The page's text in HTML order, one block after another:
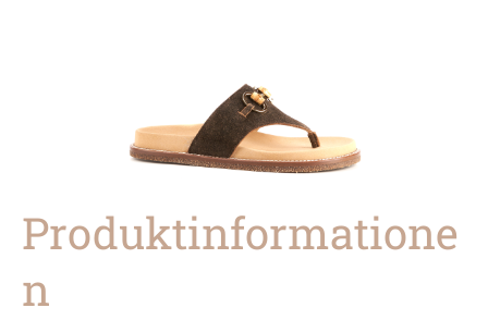
Produktinformatione
n